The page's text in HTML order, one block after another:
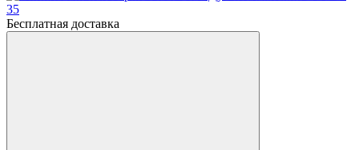
Бесплатная доставка